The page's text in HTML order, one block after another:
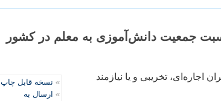
جمعيت دانش‌آموزی به معلم در کشور
» نسخه قابل چاپ
» ارسال به
اجاره‌ای، تخريبی و يا نيازمند